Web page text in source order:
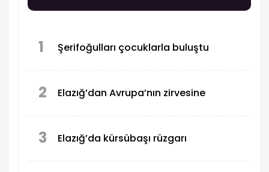
1 Şerifoğulları çocuklarla buluştu
2 Elazığ’dan Avrupa’nın zirvesine
3 Elazığ’da kürsübaşı rüzgarı